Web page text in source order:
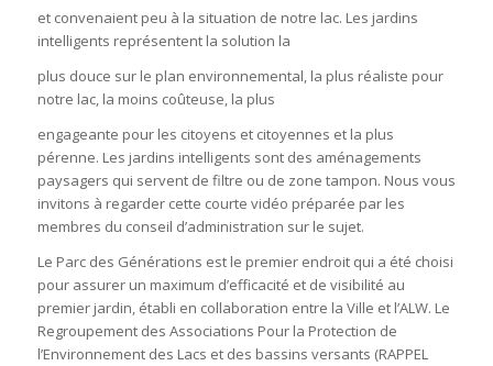
et convenaient peu à la situation de notre lac. Les jardins
intelligents représentent la solution la
plus douce sur le plan environnemental, la plus réaliste pour
notre lac, la moins coûteuse, la plus
engageante pour les citoyens et citoyennes et la plus
pérenne. Les jardins intelligents sont des aménagements
paysagers qui servent de filtre ou de zone tampon. Nous vous
invitons à regarder cette courte vidéo préparée par les
membres du conseil d’administration sur le sujet.
Le Parc des Générations est le premier endroit qui a été choisi
pour assurer un maximum d’efficacité et de visibilité au
premier jardin, établi en collaboration entre la Ville et l’ALW. Le
Regroupement des Associations Pour la Protection de
l’Environnement des Lacs et des bassins versants (RAPPEL